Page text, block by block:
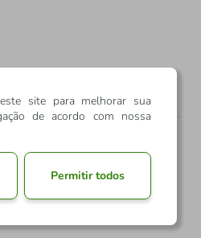
Linkedin Instagram
site para melhorar sua
de acordo com nossa
Permitir todos